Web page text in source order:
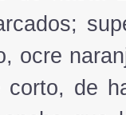
ocre
corto, de